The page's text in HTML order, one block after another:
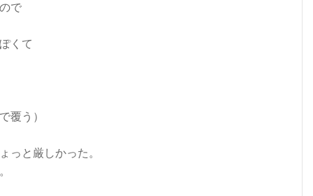
で
くて
覆う）
っと厳しかった。